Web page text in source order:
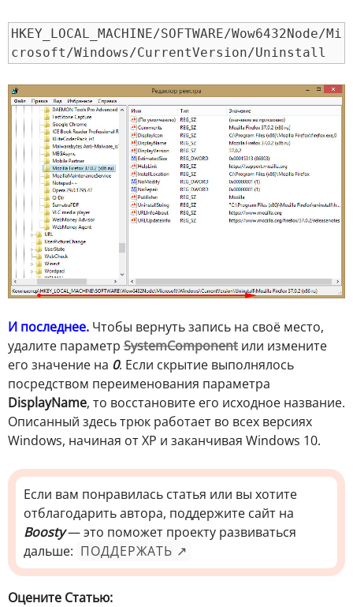
HKEY_LOCAL_MACHINE/SOFTWARE/Wow6432Node/Mi
crosoft/Windows/CurrentVersion/Uninstall
И последнее. Чтобы вернуть запись на своё место,
удалите параметр SystemComponent или измените
его значение на 0. Если скрытие выполнялось
посредством переименования параметра
DisplayName, то восстановите его исходное название.
Описанный здесь трюк работает во всех версиях
Windows, начиная от XP и заканчивая Windows 10.
Если вам понравилась статья или вы хотите
отблагодарить автора, поддержите сайт на
Boosty— это поможет проекту развиваться
дальше: ПОДДЕРЖАТЬ ↗
Оцените Статью: